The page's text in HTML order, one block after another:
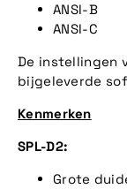
ANSI-B
ANSI-C
De instellingen
bijgeleverde
Kenmerken
SPL-D2:
Grote